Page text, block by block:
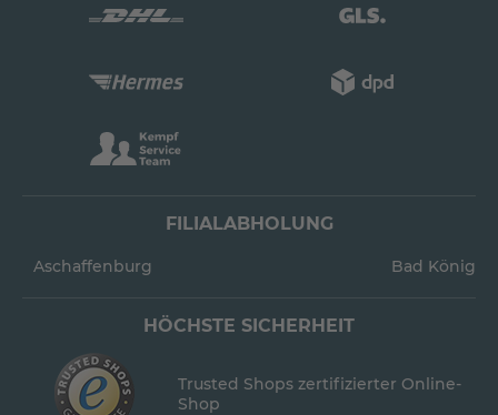
FILIALABHOLUNG
Aschaffenburg Bad König
HÖCHSTE SICHERHEIT
Trusted Shops zertifizierter Online-
Shop